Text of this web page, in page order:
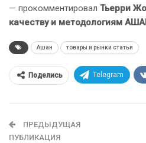
— прокомментировал Тьерри
качеству и методологиям
Ашан товары и рынки статьи
Поделись Telegram
ПРЕДЫДУЩАЯ
ПУБЛИКАЦИЯ